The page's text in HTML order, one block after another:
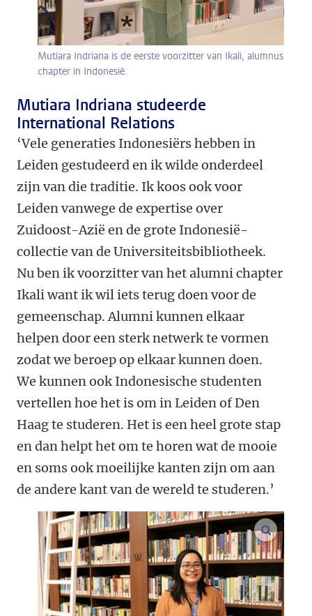
Mutiara Indriana is de eerste voorzitter van Ikali, alumnus
chapter in Indonesië.
Mutiara Indriana studeerde
International Relations
‘Vele generaties Indonesiërs hebben in
Leiden gestudeerd en ik wilde onderdeel
zijn van die traditie. Ik koos ook voor
Leiden vanwege de expertise over
Zuidoost-Azië en de grote Indonesië-
collectie van de Universiteitsbibliotheek.
Nu ben ik voorzitter van het alumni chapter
Ikali want ik wil iets terug doen voor de
gemeenschap. Alumni kunnen elkaar
helpen door een sterk netwerk te vormen
zodat we beroep op elkaar kunnen doen.
We kunnen ook Indonesische studenten
vertellen hoe het is om in Leiden of Den
Haag te studeren. Het is een heel grote stap
en dan helpt het om te horen wat de mooie
en soms ook moeilijke kanten zijn om aan
de andere kant van de wereld te studeren.’